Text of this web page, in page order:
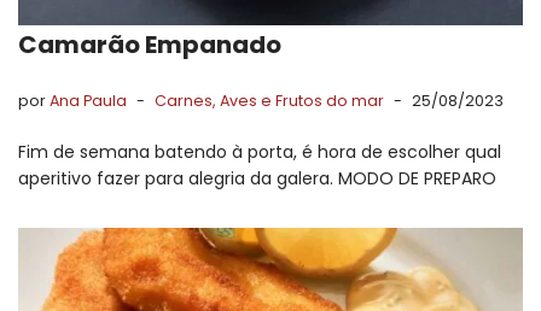
Camarão Empanado
porAna Paula Carnes, Aves e Frutos do mar 25/08/2023
Fim de semana batendo à porta, é hora de escolher qual
aperitivo fazer para alegria da galera. MODO DE PREPARO